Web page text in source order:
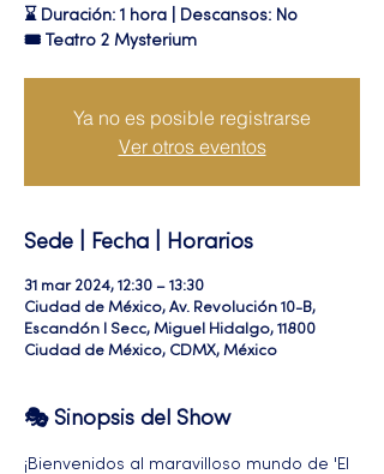
⌛ Duración: 1 hora | Descansos: No
🎟 Teatro 2 Mysterium
Ya no es posible registrarse
Ver otros eventos
Sede | Fecha | Horarios
31 mar 2024, 12:30 – 13:30
Ciudad de México, Av. Revolución 10-B,
Escandón I Secc, Miguel Hidalgo, 11800
Ciudad de México, CDMX, México
🎭 Sinopsis del Show
¡Bienvenidos al maravilloso mundo de 'El